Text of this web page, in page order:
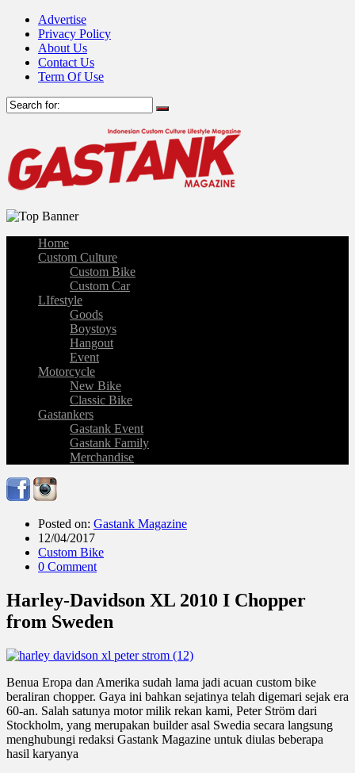
Advertise
Privacy Policy
About Us
Contact Us
Term Of Use
Home
Custom Culture
Custom Bike
Custom Car
LIfestyle
Goods
Boystoys
Hangout
Event
Motorcycle
New Bike
Classic Bike
Gastankers
Gastank Event
Gastank Family
Merchandise
Posted on: Gastank Magazine
12/04/2017
Custom Bike
0 Comment
Harley-Davidson XL 2010 I Chopper
from Sweden
Benua Eropa dan Amerika sudah lama jadi acuan custom bike
beraliran chopper. Gaya ini bahkan sejatinya telah digemari sejak era
60-an. Salah satunya motor milik rekan kami, Peter Ström dari
Stockholm, yang merupakan builder asal Swedia secara langsung
menghubungi redaksi Gastank Magazine untuk diulas beberapa
hasil karyanya